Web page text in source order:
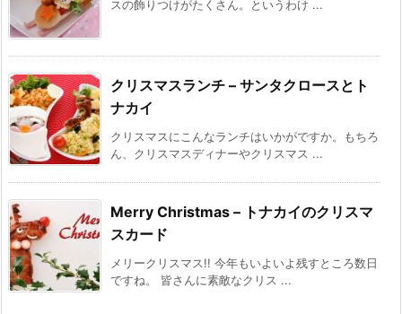
スの飾りつけがたくさん。というわけ ...
クリスマスランチ – サンタクロースとト
ナカイ
クリスマスにこんなランチはいかがですか。もちろ
ん、クリスマスディナーやクリスマス ...
Merry Christmas – トナカイのクリスマ
スカード
メリークリスマス!! 今年もいよいよ残すところ数日
ですね。 皆さんに素敵なクリス ...